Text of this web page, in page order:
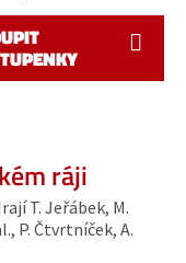
ráji
T. Jeřábek, M.
P. Čtvrtníček, A.